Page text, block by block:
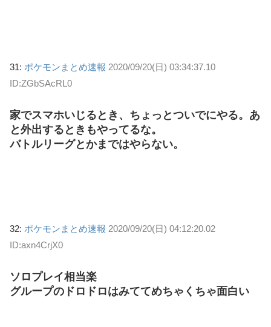
31: ポケモンまとめ速報 2020/09/20(日) 03:34:37.10
ID:ZGbSAcRL0
家でスマホいじるとき、ちょっとついでにやる。あ
と外出するときもやってるな。
バトルリーグとかまではやらない。
32: ポケモンまとめ速報 2020/09/20(日) 04:12:20.02
ID:axn4CrjX0
ソロプレイ相当楽
グループのドロドロはみててめちゃくちゃ面白い